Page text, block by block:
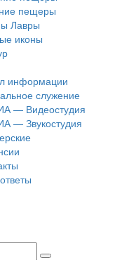
пещеры
Лавры
иконы
информации
служение
— Видеостудия
— Звукостудия